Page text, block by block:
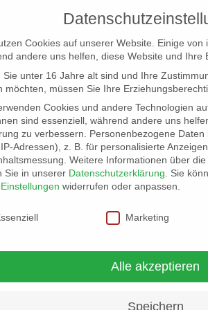
LOCATION SCOUT ELB-
Cookies auf unserer Website. Einige von
andere uns helfen, diese Website und Ihre
Sie unter 16 Jahre alt sind und Ihre
möchten, müssen Sie Ihre
Cookies und andere Technologien
sind essenziell, während andere uns
zu verbessern.
Personenbezogene
Adressen), z. B. für personalisierte
Weitere Informationen über
Sie in unserer Datenschutzerklärung
Sie
Einstellungen widerrufen oder anpassen.
Marketing
Alle akzeptieren
Speichern